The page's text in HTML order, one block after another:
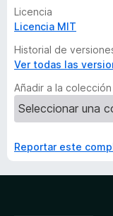
Licencia
Licencia MIT
Historial de
Ver todas las
Añadir a la colección
Reportar este